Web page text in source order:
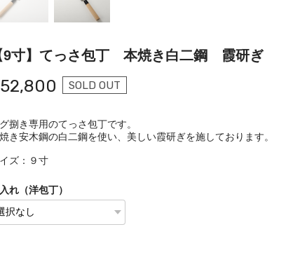
9寸】てっさ包丁 本焼き白二鋼 霞研ぎ
SOLD OUT
捌き専用のてっさ包丁です。
き安木鋼の白二鋼を使い、美しい霞研ぎを施しております。
ズ：９寸
れ（洋包丁）